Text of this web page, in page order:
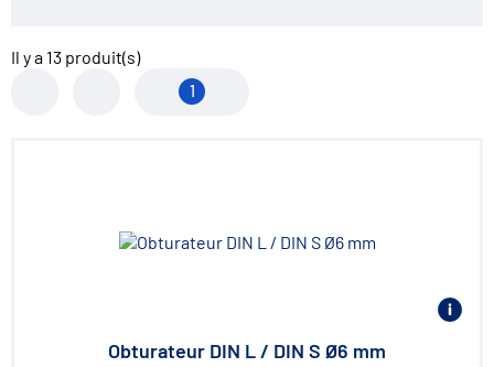
Il y a 13 produit(s)
1
Obturateur DIN L / DIN S Ø6 mm